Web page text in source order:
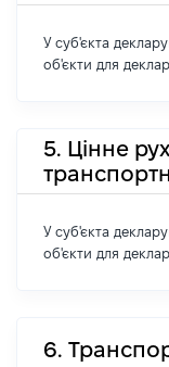
У суб'єкта
об'єкти для
5. Цінне
У суб'єкта
об'єкти для
6.